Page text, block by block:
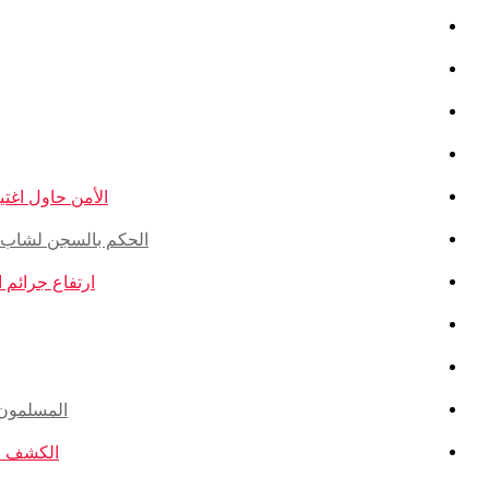
الأمن حاول
الحكم بالسجن لشاب ذو
ارتفاع جرائم الكراهية
المسلمون
الكشف